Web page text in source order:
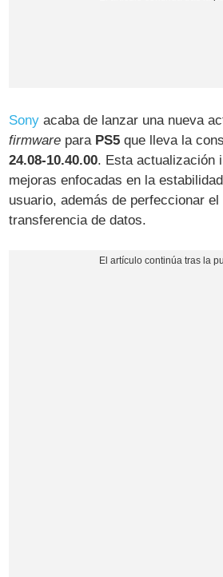
Sony acaba de lanzar una nueva
firmware para PS5 que lleva la
24.08-10.40.00. Esta actualización
mejoras enfocadas en la
usuario, además de perfeccionar
transferencia de datos.